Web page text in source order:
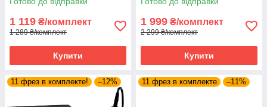
1 119 ₴/комплект
1 289 ₴/комплект
Купити
1 999 ₴/комплект
2 299 ₴/комплект
Купити
11 фрез в комплекте! –12% 11 фрез в комплекте –11%